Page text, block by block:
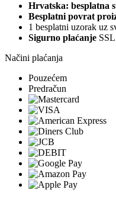
Hrvatska: besplatna
Besplatni povrat
1 besplatni uzorak uz
Sigurno plaćanje
Načini plaćanja
Pouzećem
Predračun